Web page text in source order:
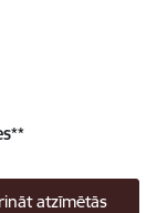
**
atzīmētās